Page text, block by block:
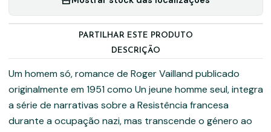
PARTILHAR ESTE PRODUTO
DESCRIÇÃO
Um homem só, romance de Roger Vailland publicado
originalmente em 1951 como Un jeune homme seul, integra
a série de narrativas sobre a Resistência francesa
durante a ocupação nazi, mas transcende o género ao